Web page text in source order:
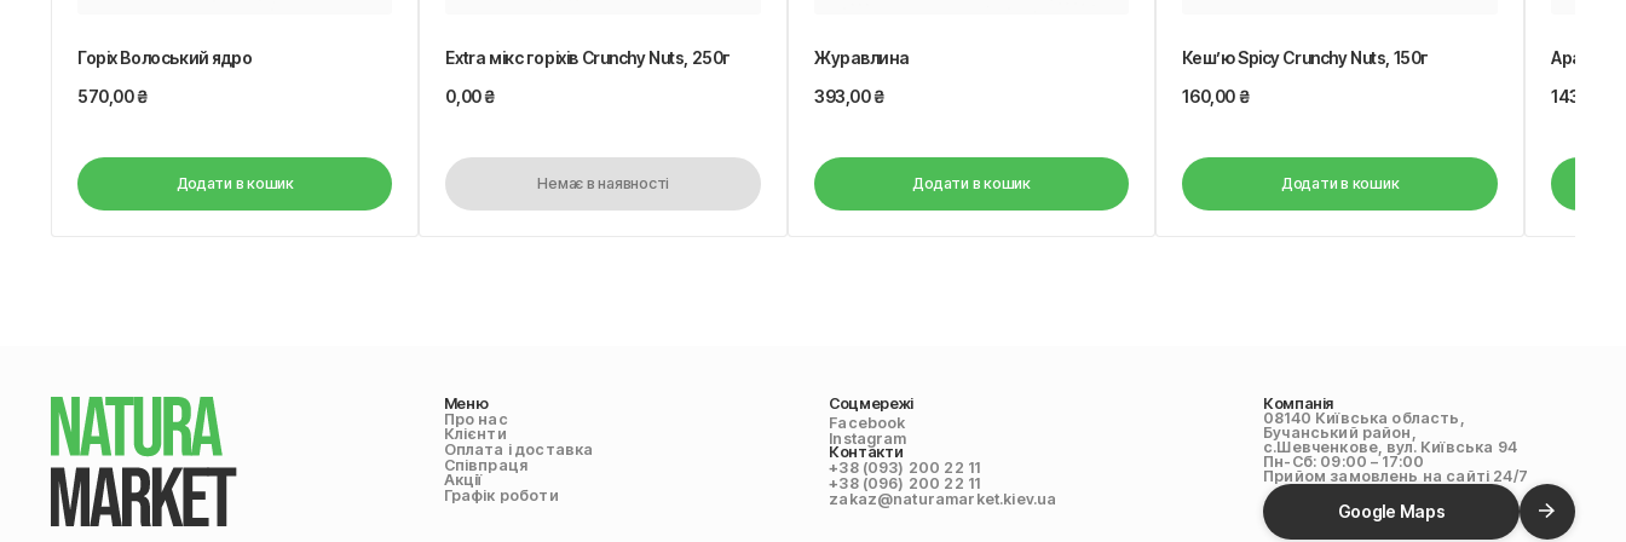
Горіх Волоський ядро
570,00₴
Додати в кошик
Extra мікс горіхів Crunchy Nuts, 250г
0,00₴
Немає в наявності
Журавлина
393,00₴
Додати в кошик
Кеш’ю Spicy Crunchy Nuts, 150г
160,00₴
Додати в кошик
Арахіс
143,00
Меню
Про нас
Клієнти
Оплата і доставка
Співпраця
Акції
Графік роботи
Соцмережі
Facebook
Instagram
Контакти
+38 (093) 200 22 11
+38 (096) 200 22 11
zakaz@naturamarket.kiev.ua
Компанія
08140 Київська область,
Бучанський район,
с.Шевченкове, вул. Київська 94
Пн-Сб: 09:00 – 17:00
Прийом замовлень на сайті 24/7
Google Maps